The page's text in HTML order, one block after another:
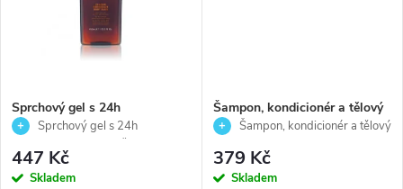
Sprchový gel s 24h
deodorantem pro muže-
American crew-450ml
Sprchový gel s 24h
447 Kč
Skladem
Šampon, kondicionér a tělový
mycí gel pro muže - čistí a
3V1 RELAXING - American
crew - 250ml
Šampon, kondicionér a tělový
379 Kč
Skladem